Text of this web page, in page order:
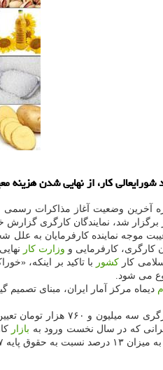
نهایی شدن هزینه معیشت كارگران برای ورود
آخرین وضعیت آغاز مذاكرات
شد، نمایندگان كارگری
موجه نماینده كارفرمایان به
كارگری، كارفرمایی و وزارت كار
كار كشور با تاكید بر اینكه،
می شود.
بازار
افزایش پیدا كرد.